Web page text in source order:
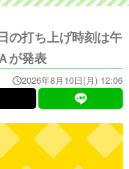
の打ち上げ時刻は午
が発表
2026年8月10日(月) 12:06